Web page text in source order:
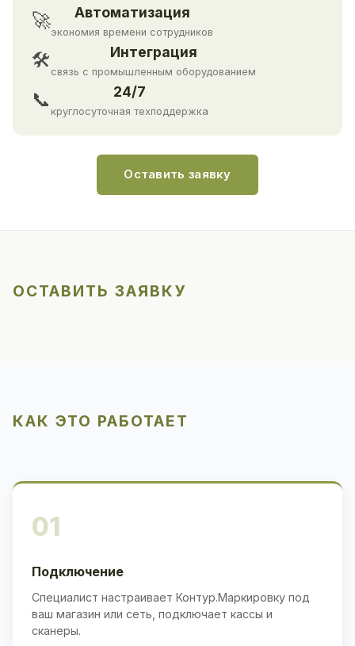
🚀 Автоматизация
экономия времени сотрудников
🛠 Интеграция
связь с промышленным оборудованием
📞 24/7
круглосуточная техподдержка
Оставить заявку
ОСТАВИТЬ ЗАЯВКУ
КАК ЭТО РАБОТАЕТ
01
Подключение
Специалист настраивает Контур.Маркировку под
ваш магазин или сеть, подключает кассы и
сканеры.